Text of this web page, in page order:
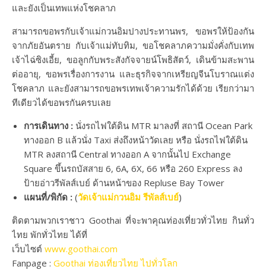
และยังเป็นเทพแห่งโชคลาภ
สามารถขอพรกับเจ้าแม่กวนอิมปางประทานพร, ขอพรให้ป้องกัน
จากภัยอันตราย กับเจ้าแม่ทับทิม, ขอโชคลาภความมั่งคั่งกับเทพ
เจ้าไฉ่ซิงเอี้ย, ขอลูกกับพระสังกัจจายน์โพธิสัตว์, เดินข้ามสะพาน
ต่ออายุ, ขอพรเรื่องการงาน และธุรกิจจากเหรียญจีนโบราณแต่ง
โชคลาภ และยังสามารถขอพรเทพเจ้าความรักได้ด้วย เรียกว่ามา
ทีเดียวได้ขอพรกันครบเลย
การเดินทาง : นั่งรถไฟใต้ดิน MTR มาลงที่ สถานี Ocean Park
ทางออก B แล้วนั่ง Taxi ส่งถึงหน้าวัดเลย หรือ นั่งรถไฟใต้ดิน
MTR ลงสถานี Central ทางออก A จากนั้นไป Exchange
Square ขึ้นรถบัสสาย 6, 6A, 6X, 66 หรือ 260 Express ลง
ป้ายอ่าวรีพัลส์เบย์ ด้านหน้าของ Repluse Bay Tower
แผนที่/พิกัด : (วัดเจ้าแม่กวนอิม รีพัลส์เบย์)
ติดตามพวกเราชาว Goothai ที่จะพาคุณท่องเที่ยวทั่วไทย กินทั่ว
ไทย พักทั่วไทย ได้ที่
เว็บไซต์ www.goothai.com
Fanpage : Goothai ท่องเที่ยวไทย ไปทั่วโลก